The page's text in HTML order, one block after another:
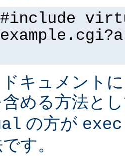
キュメント
含める方法と
の方が
す。